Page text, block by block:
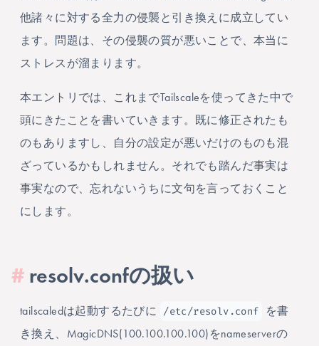
他諸々に対する全力の侵襲と引き換えに成立してい
ます。問題は、その侵襲の質が悪いことで、本当に
ストレスが溜まります。
本エントリでは、これまでTailscaleを使ってきた中で
頭にきたことを書いていきます。既に修正されたも
のもありますし、自分の設定が悪いだけのものも混
ざっているかもしれません。それでも踏んだ事実は
事実なので、忘れないうちに文句を言っておくこと
にします。
# resolv.confの扱い
tailscaledは起動するたびに /etc/resolv.conf
を書
き換え、MagicDNS(100.100.100.100)をnameserverの